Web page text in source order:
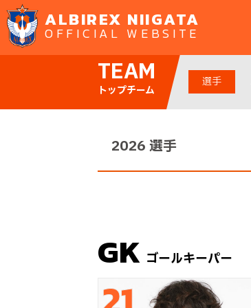
ALBIREX NIIGATA
OFFICIAL WEBSITE
TEAM
トップチーム
選手
2026 選手
GK ゴールキーパー